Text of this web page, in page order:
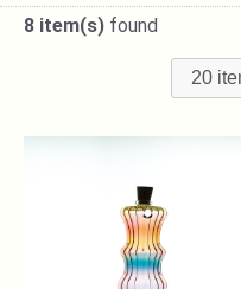
8 item(s) found